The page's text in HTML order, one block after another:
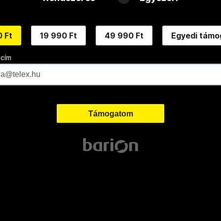
Ft 19 990 Ft 49 990 Ft Egyedi